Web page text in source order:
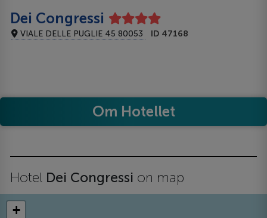
Dei Congressi
VIALE DELLE PUGLIE 45 80053 ID 47168
Om Hotellet
Hotel Dei Congressi on map
+